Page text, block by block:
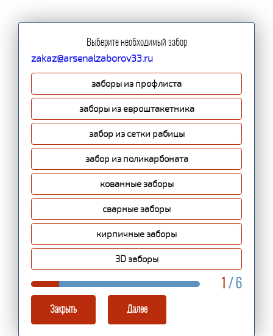
Выберите необходимый забор
zakaz@arsenalzaborov33.ru
заборы из профлиста
заборы из евроштакетника
забор из сетки рабицы
забор из поликарбоната
кованные заборы
сварные заборы
кирпичные заборы
3D заборы
1 / 6
Закрыть Далее